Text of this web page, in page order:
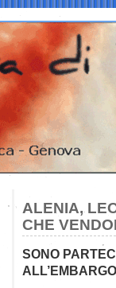
ALENIA,
CHE
SONO
ALL’EMBARGO